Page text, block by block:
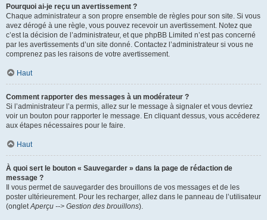
Pourquoi ai-je reçu un avertissement ?
Chaque administrateur a son propre ensemble de règles pour son site. Si vous
avez dérogé à une règle, vous pouvez recevoir un avertissement. Notez que
c’est la décision de l’administrateur, et que phpBB Limited n’est pas concerné
par les avertissements d’un site donné. Contactez l’administrateur si vous ne
comprenez pas les raisons de votre avertissement.
Haut
Comment rapporter des messages à un modérateur ?
Si l’administrateur l’a permis, allez sur le message à signaler et vous devriez
voir un bouton pour rapporter le message. En cliquant dessus, vous accéderez
aux étapes nécessaires pour le faire.
Haut
À quoi sert le bouton « Sauvegarder » dans la page de rédaction de
message ?
Il vous permet de sauvegarder des brouillons de vos messages et de les
poster ultérieurement. Pour les recharger, allez dans le panneau de l’utilisateur
(ongletAperçu --> Gestion des brouillons).